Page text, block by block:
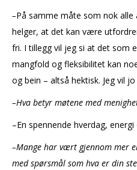
–På samme måte som nok
helger, at det kan være
fri. I tillegg vil jeg si at det som
mangfold og fleksibilitet kan
og bein – altså hektisk. Jeg vil
–Hva betyr møtene med
–En spennende hverdag,
–Mange har vært gjennom mer
med spørsmål som hva er din